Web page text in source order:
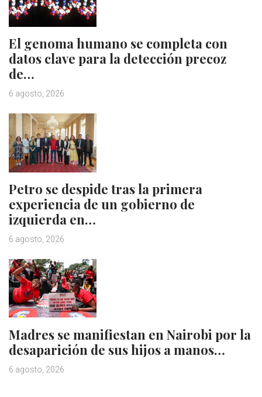
El genoma humano se completa con
datos clave para la detección precoz
de…
6 agosto, 2026
Petro se despide tras la primera
experiencia de un gobierno de
izquierda en…
6 agosto, 2026
Madres se manifiestan en Nairobi por la
desaparición de sus hijos a manos…
6 agosto, 2026